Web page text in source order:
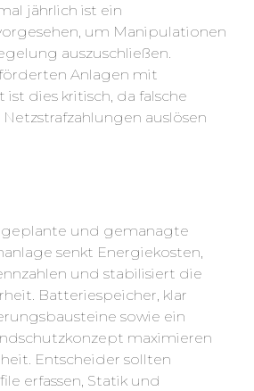
jährlich ist ein
um Manipulationen
auszuschließen.
Anlagen mit
dies kritisch, da falsche
auslösen
geplante und gemanagte
senkt Energiekosten,
und stabilisiert die
Batteriespeicher, klar
sowie ein
maximieren
Entscheider sollten
erfassen, Statik und